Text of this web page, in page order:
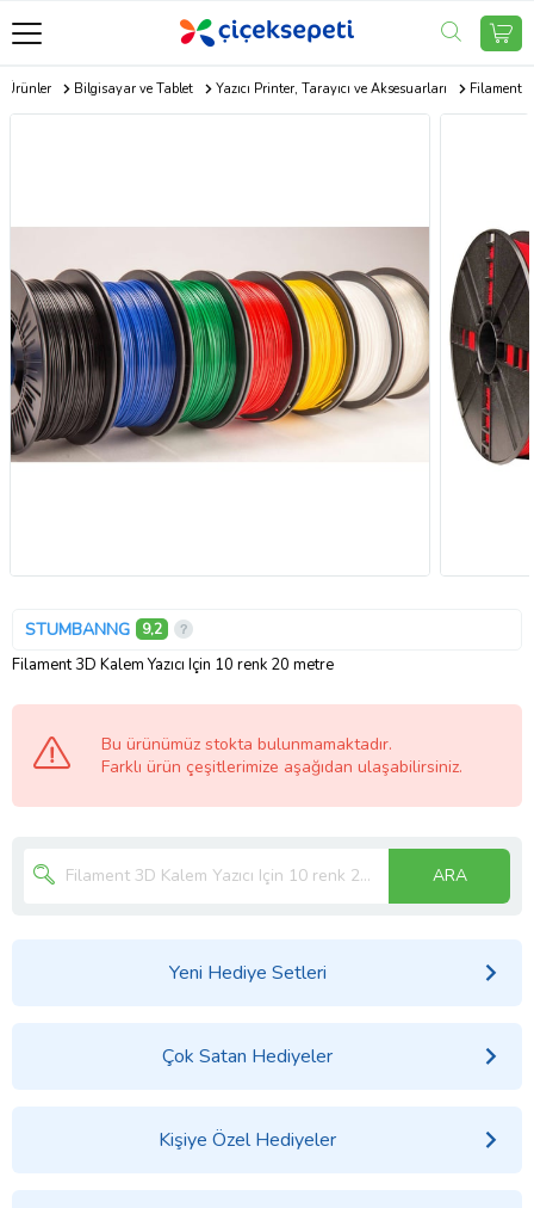
Ürünler Bilgisayar ve Tablet Yazıcı Printer, Tarayıcı ve Aksesuarları Filament
STUMBANNG 9,2
Filament 3D Kalem Yazıcı Için 10 renk 20 metre
Bu ürünümüz stokta bulunmamaktadır.
Farklı ürün çeşitlerimize aşağıdan ulaşabilirsiniz.
ARA
Yeni Hediye Setleri
Çok Satan Hediyeler
Kişiye Özel Hediyeler